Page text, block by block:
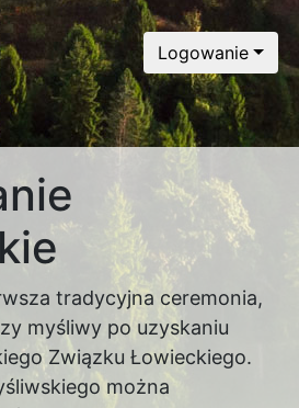
Logowanie
tradycyjna ceremonia,
myśliwy po uzyskaniu
Związku Łowieckiego.
można